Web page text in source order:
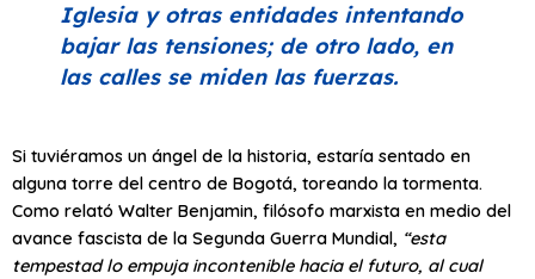
Iglesia y otras entidades intentando
bajar las tensiones; de otro lado, en
las calles se miden las fuerzas.
Si tuviéramos un ángel de la historia, estaría sentado en
alguna torre del centro de Bogotá, toreando la tormenta.
Como relató Walter Benjamin, filósofo marxista en medio del
avance fascista de la Segunda Guerra Mundial, “esta
tempestad lo empuja incontenible hacia el futuro, al cual